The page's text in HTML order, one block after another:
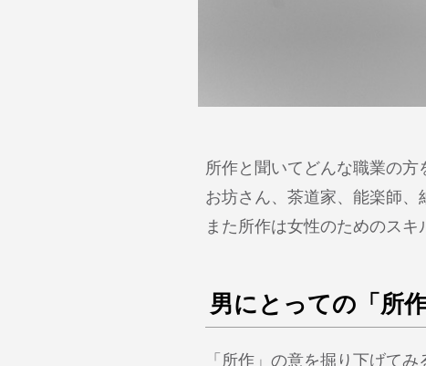
所作と聞いてどんな職業の方
お坊さん、茶道家、能楽師、
また所作は女性のためのスキ
男にとっての「所
「所作」の意を掘り下げてみ